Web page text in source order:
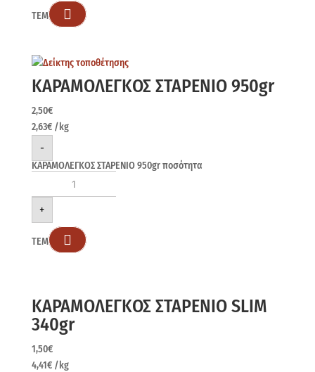
ΤΕΜ 
ΚΑΡΑΜΟΛΕΓΚΟΣ ΣΤΑΡΕΝΙΟ 950gr
2,50€
2,63€ /kg
-
ΚΑΡΑΜΟΛΕΓΚΟΣ ΣΤΑΡΕΝΙΟ 950gr ποσότητα
+
ΤΕΜ 
ΚΑΡΑΜΟΛΕΓΚΟΣ ΣΤΑΡΕΝΙΟ SLIM
340gr
1,50€
4,41€ /kg